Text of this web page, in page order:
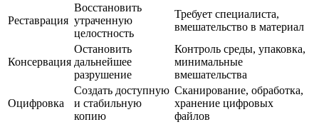
Реставрация
Восстановить
утраченную
целостность
Требует специалиста,
вмешательство в материал
Консервация
Остановить
дальнейшее
разрушение
Контроль среды, упаковка,
минимальные
вмешательства
Оцифровка
Создать доступную
и стабильную
копию
Сканирование, обработка,
хранение цифровых
файлов